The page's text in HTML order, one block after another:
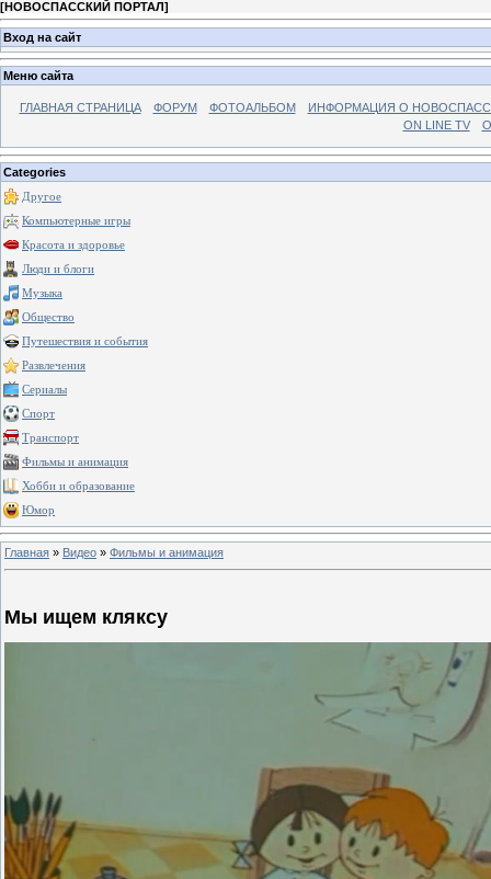
[НОВОСПАССКИЙ ПОРТАЛ]
Вход на сайт
Меню сайта
ГЛАВНАЯ СТРАНИЦА ФОРУМ ФОТОАЛЬБОМ
ИНФОРМАЦИЯ О
ON LINE TV
Categories
Другое
Компьютерные игры
Красота и здоровье
Люди и блоги
Музыка
Общество
Путешествия и события
Развлечения
Сериалы
Спорт
Транспорт
Фильмы и анимация
Хобби и образование
Юмор
Главная » Видео » Фильмы и анимация
Мы ищем кляксу